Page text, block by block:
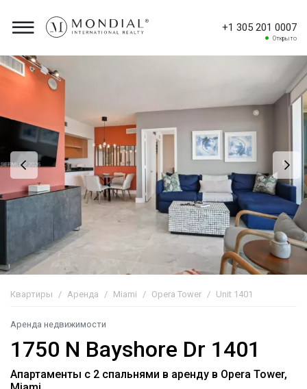
+1 305 201 0007
Открыто
Квартиры Аренда Miami Opera Tower Unit 1401
Аренда недвижимости
1750 N Bayshore Dr 1401
Апартаменты с 2 спальнями в аренду в Opera Tower,